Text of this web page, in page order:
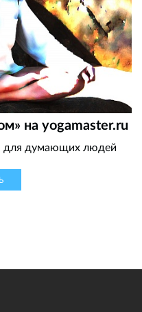
на yogamaster.ru
для думающих людей